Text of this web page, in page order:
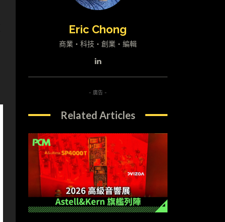
Eric Chong
商業・科技・創業・編輯
- 廣告 -
Related Articles